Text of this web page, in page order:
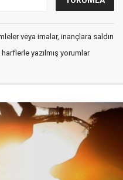
veya imalar, inançlara saldırı
yazılmış yorumlar